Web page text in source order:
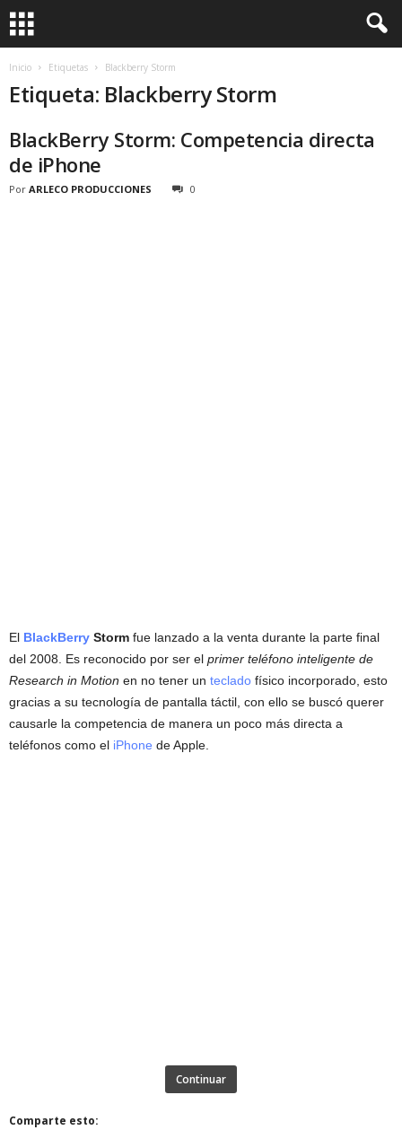
Inicio Etiquetas Blackberry Storm
Etiqueta: Blackberry Storm
BlackBerry Storm: Competencia directa
de iPhone
Por ARLECO PRODUCCIONES 0
El BlackBerry Storm fue lanzado a la venta durante la parte final
del 2008. Es reconocido por ser el primer teléfono inteligente de
Research in Motion en no tener un teclado físico incorporado, esto
gracias a su tecnología de pantalla táctil, con ello se buscó querer
causarle la competencia de manera un poco más directa a
teléfonos como el iPhone de Apple.
Continuar
Comparte esto: